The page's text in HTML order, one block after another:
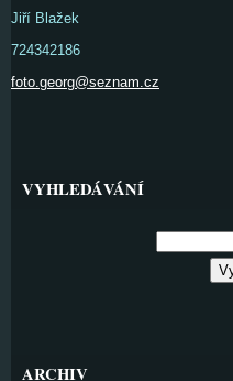
Jiří Blažek
724342186
foto.georg@seznam.cz
VYHLEDÁVÁNÍ
ARCHIV